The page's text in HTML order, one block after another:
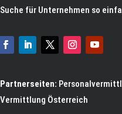
Suche für Unternehmen so
Partnerseiten:
Vermittlung Österreich